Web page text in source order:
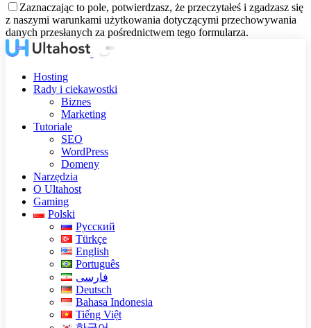
Zaznaczając to pole, potwierdzasz, że przeczytałeś i zgadzasz się
z naszymi warunkami użytkowania dotyczącymi przechowywania
danych przesłanych za pośrednictwem tego formularza.
Hosting
Rady i ciekawostki
Biznes
Marketing
Tutoriale
SEO
WordPress
Domeny
Narzędzia
O Ultahost
Gaming
Polski
Русский
Türkçe
English
Português
فارسی
Deutsch
Bahasa Indonesia
Tiếng Việt